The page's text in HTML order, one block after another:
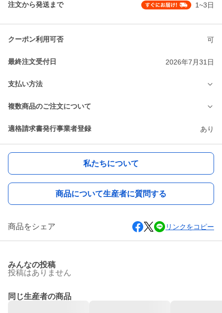
注文から発送まで 1~3日
クーポン利用可否 可
最終注文受付日 2026年7月31日
支払い方法
複数商品のご注文について
適格請求書発行事業者登録 あり
私たちについて
商品について生産者に質問する
商品をシェア リンクをコピー
みんなの投稿
投稿はありません
同じ生産者の商品